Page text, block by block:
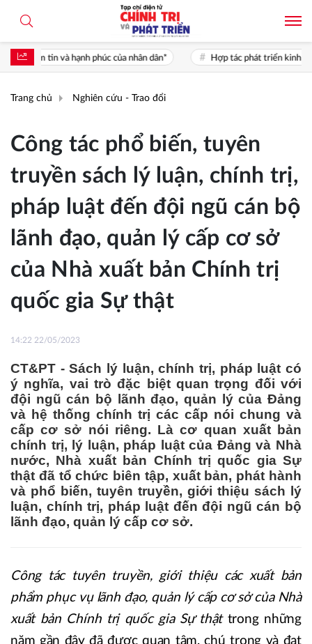
nhân dân* Hợp tác phát triển kinh tế xanh giữa Việt Nam và
Trang chủ Nghiên cứu - Trao đổi
Công tác phổ biến, tuyên
truyền sách lý luận, chính trị,
pháp luật đến đội ngũ cán bộ
lãnh đạo, quản lý cấp cơ sở
của Nhà xuất bản Chính trị
quốc gia Sự thật
14:22 22/05/2023
CT&PT - Sách lý luận, chính trị, pháp luật có
ý nghĩa, vai trò đặc biệt quan trọng đối với
đội ngũ cán bộ lãnh đạo, quản lý của Đảng
và hệ thống chính trị các cấp nói chung và
cấp cơ sở nói riêng. Là cơ quan xuất bản
chính trị, lý luận, pháp luật của Đảng và Nhà
nước, Nhà xuất bản Chính trị quốc gia Sự
thật đã tổ chức biên tập, xuất bản, phát hành
và phổ biến, tuyên truyền, giới thiệu sách lý
luận, chính trị, pháp luật đến đội ngũ cán bộ
lãnh đạo, quản lý cấp cơ sở.
Công tác tuyên truyền, giới thiệu các xuất bản
phẩm phục vụ lãnh đạo, quản lý cấp cơ sở của Nhà
xuất bản Chính trị quốc gia Sự thậttrong những
năm gần đây đã được quan tâm, chú trọng và đạt